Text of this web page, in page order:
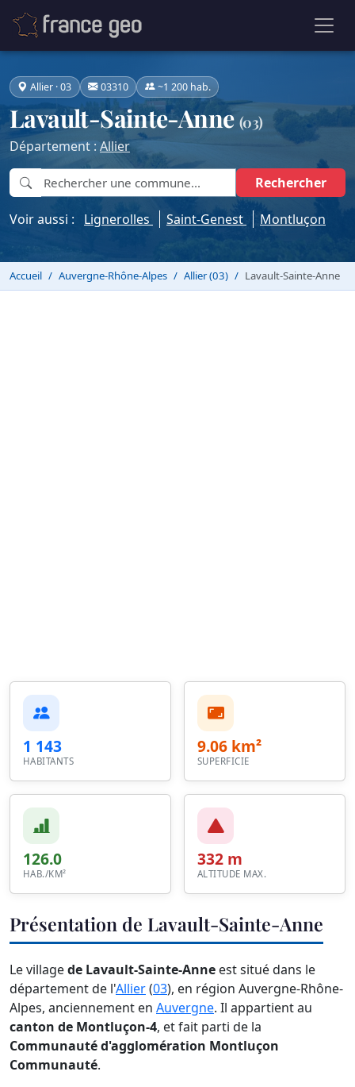
Allier · 03 03310 ~1 200 hab.
Lavault-Sainte-Anne (03)
Département : Allier
Rechercher
Voir aussi : Lignerolles Saint-Genest Montluçon
Accueil Auvergne-Rhône-Alpes Allier (03) Lavault-Sainte-Anne
1 143
HABITANTS
9.06 km²
SUPERFICIE
126.0
HAB./KM²
332 m
ALTITUDE MAX.
Présentation de Lavault-Sainte-Anne
Le villagede Lavault-Sainte-Anne est situé dans le
département de l'Allier(03), en région Auvergne-Rhône-
Alpes, anciennement en Auvergne. Il appartient au
canton de Montluçon-4, et fait parti de la
Communauté d'agglomération Montluçon
Communauté.